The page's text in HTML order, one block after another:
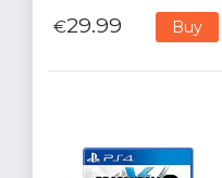
€29.99 Buy